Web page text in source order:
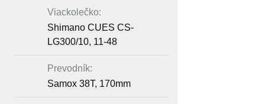
Viackolečko:
Shimano CUES CS-
LG300/10, 11-48
Prevodník:
Samox 38T, 170mm